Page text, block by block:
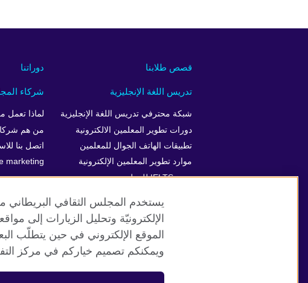
دوراتنا قصص طلابنا
شركاء
لماذا تعمل
من هم
اتصل بنا
marketing
تدريس اللغة الإنجليزية
شبكة محترفي تدريس اللغة الإنجليزية
دورات تطوير المعلمين الالكترونية
تطبيقات الهاتف الجوال للمعلمين
موارد تطوير المعلمين الإلكترونية
دورة IELTS للمعلمين
موقع المجلس الثقافي البريطاني العالمي
يستخدم المجلس الثقافي البريطاني
الإلكترونيّة وتحليل الزيارات إلى
الموقع الإلكتروني في حين يتطلّب
ويمكنكم تصميم خياركم في مركز